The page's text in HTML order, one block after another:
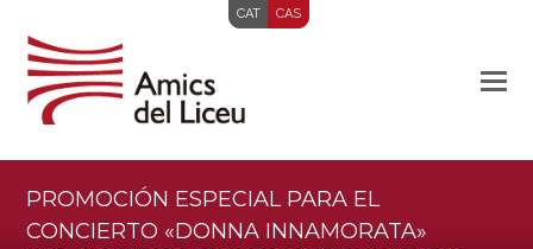
CAT CAS
PROMOCIÓN ESPECIAL PARA EL
CONCIERTO «DONNA INNAMORATA»